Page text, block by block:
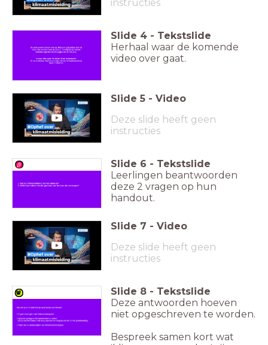
instructies
Slide 4 - Tekstslide
Herhaal waar de komende
video over gaat.
Slide 5 - Video
Deze slide heeft geen
instructies
Slide 6 - Tekstslide
Leerlingen beantwoorden
deze 2 vragen op hun
handout.
Slide 7 - Video
Deze slide heeft geen
instructies
Slide 8 - Tekstslide
Deze antwoorden hoeven
niet opgeschreven te worden.
Bespreek samen kort wat